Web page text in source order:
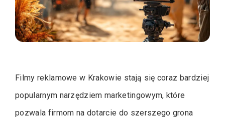
Filmy reklamowe w Krakowie stają się coraz bardziej
popularnym narzędziem marketingowym, które
pozwala firmom na dotarcie do szerszego grona